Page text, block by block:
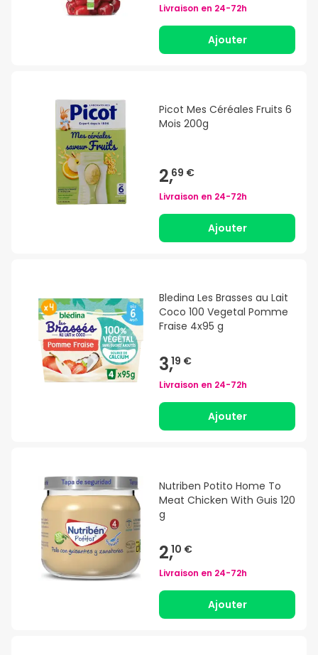
Livraison en 24-72h
Ajouter
Picot Mes Céréales Fruits 6
Mois 200g
2,69 €
Livraison en 24-72h
Ajouter
Bledina Les Brasses au Lait
Coco 100 Vegetal Pomme
Fraise 4x95 g
3,19 €
Livraison en 24-72h
Ajouter
Nutriben Potito Home To
Meat Chicken With Guis 120
g
2,10 €
Livraison en 24-72h
Ajouter